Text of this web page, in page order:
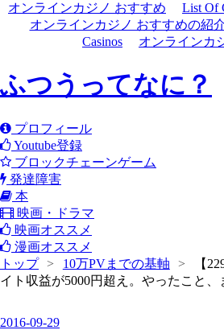
オンラインカジノ おすすめ
List Of
オンラインカジノ おすすめの紹
Casinos
オンラインカ
ふつうってなに？
プロフィール
Youtube登録
ブロックチェーンゲーム
発達障害
本
映画・ドラマ
映画オススメ
漫画オススメ
トップ
> 10万PVまでの基軸 >
【
イト収益が5000円超え。やったこと、
2016-09-29